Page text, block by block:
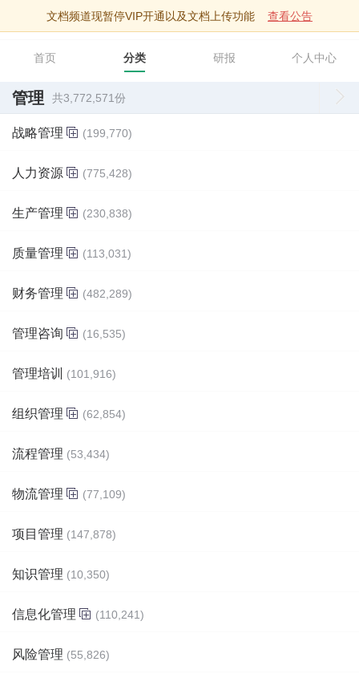
文档频道现暂停VIP开通以及文档上传功能 查看公告
智库文档
首页 分类 研报 个人中心
管理 共3,772,571份
战略管理 (199,770)
人力资源 (775,428)
生产管理 (230,838)
质量管理 (113,031)
财务管理 (482,289)
管理咨询 (16,535)
管理培训 (101,916)
组织管理 (62,854)
流程管理 (53,434)
物流管理 (77,109)
项目管理 (147,878)
知识管理 (10,350)
信息化管理 (110,241)
风险管理 (55,826)